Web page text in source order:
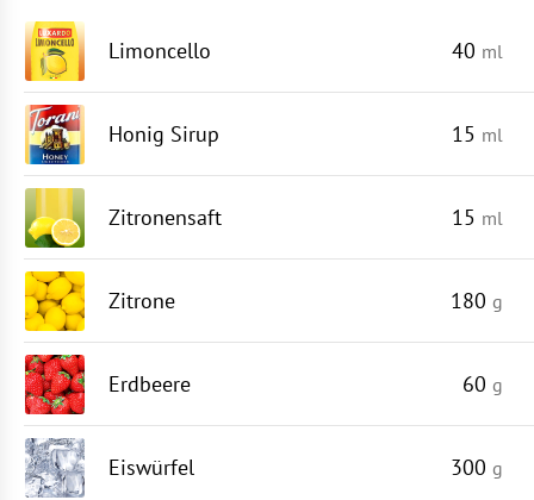
Limoncello 40 ml
Honig Sirup 15 ml
Zitronensaft 15 ml
Zitrone 180 g
Erdbeere 60 g
Eiswürfel 300 g